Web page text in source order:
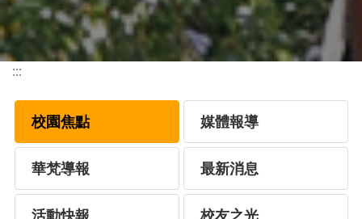
:::
校園焦點 媒體報導
華梵導報 最新消息